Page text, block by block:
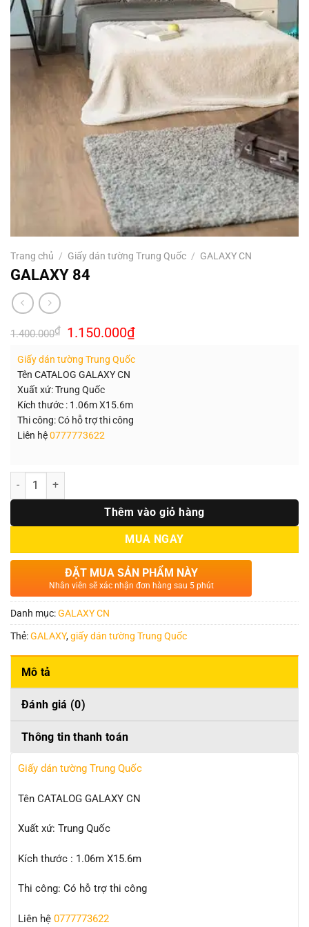
Trang chủ / Giấy dán tường Trung Quốc / GALAXY CN
GALAXY 84
1.400.000₫ Giá
gốc
1.400.000₫.
1.150.000₫Giá
hiện
là:
Giấy dán tường Trung Quốc
Tên CATALOG GALAXY CN
Xuất xứ: Trung Quốc
Kích thước : 1.06m X15.6m
Thi công: Có hỗ trợ thi công
Liên hệ0777773622
Số lượng
Thêm vào giỏ hàng
MUA NGAY
ĐẶT MUA SẢN PHẨM NÀY
Nhân viên sẽ xác nhận đơn hàng sau 5 phút
Danh mục:GALAXY CN
Thẻ:GALAXY,giấy dán tường Trung Quốc
Mô tả
Đánh giá (0)
Thông tin thanh toán
Giấy dán tường Trung Quốc
Tên CATALOG GALAXY CN
Xuất xứ: Trung Quốc
Kích thước : 1.06m X15.6m
Thi công: Có hỗ trợ thi công
Liên hệ 0777773622